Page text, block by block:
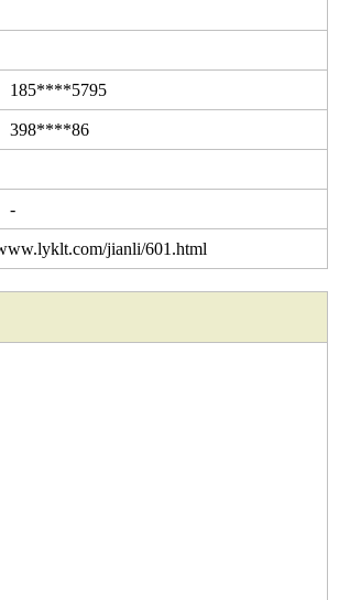
185****5795
185****5795
398****86
-
jianli/601.html